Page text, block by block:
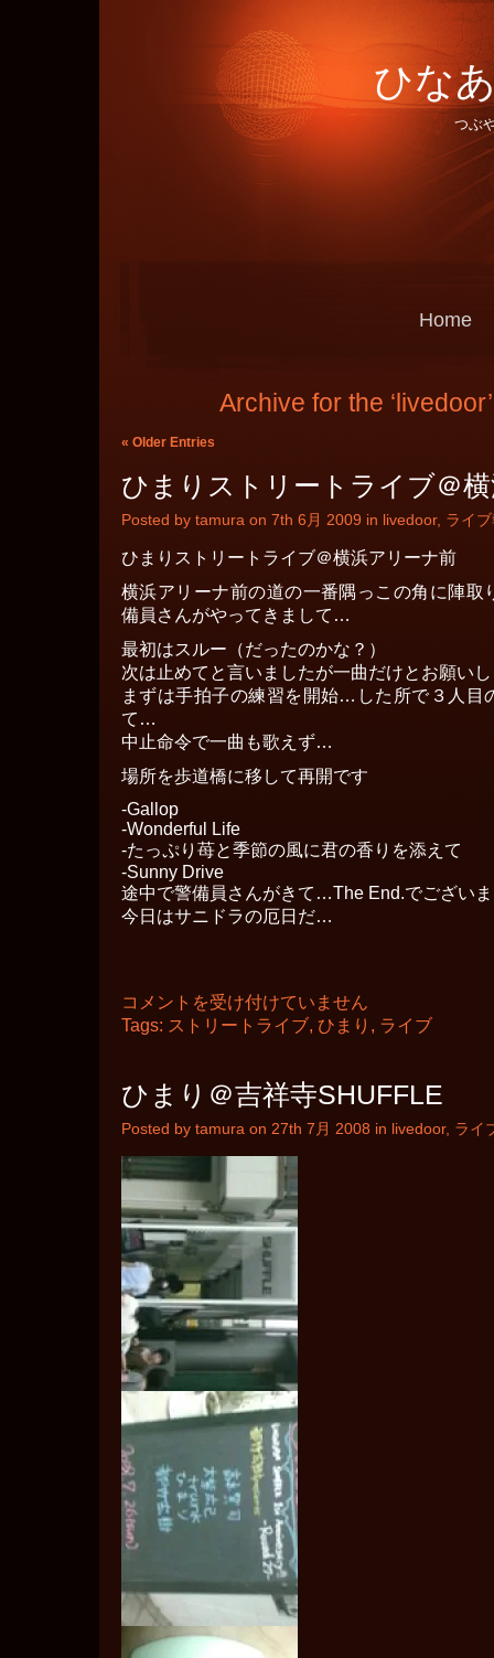
ひな
つぶ
Home
Archive for the
« Older Entries
ひまりストリートライブ＠
Posted by tamura on 7th 6月 2009 in livedoor, ライ
ひまりストリートライブ＠横浜アリーナ前
横浜アリーナ前の道の一番隅っこの角に陣取
備員さんがやってきまして…
最初はスルー（だったのかな？）
次は止めてと言いましたが一曲だけとお願い
まずは手拍子の練習を開始…した所で３人目
て…
中止命令で一曲も歌えず…
場所を歩道橋に移して再開です
-Gallop
-Wonderful Life
-たっぷり苺と季節の風に君の香りを添えて
-Sunny Drive
途中で警備員さんがきて…The End.でござい
今日はサニドラの厄日だ…
ひ
ま
リ
ー
ト
イ
＠
横
浜
ア
リ
ー
ナ
前
は
コメントを受け付けていません
Tags: ストリートライブ, ひまり , ライブ
ひまり＠吉祥寺SHUFFLE
Posted by tamura on 27th 7月 2008 in livedoor, ライ